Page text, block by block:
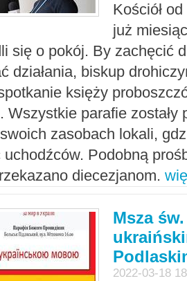
Kościół
już
się o pokój. By zachęcić
działania, biskup
księży
Wszystkie parafie zostały
zasobach lokali,
Podobną
diecezjanom.
Msza
2022-03-18